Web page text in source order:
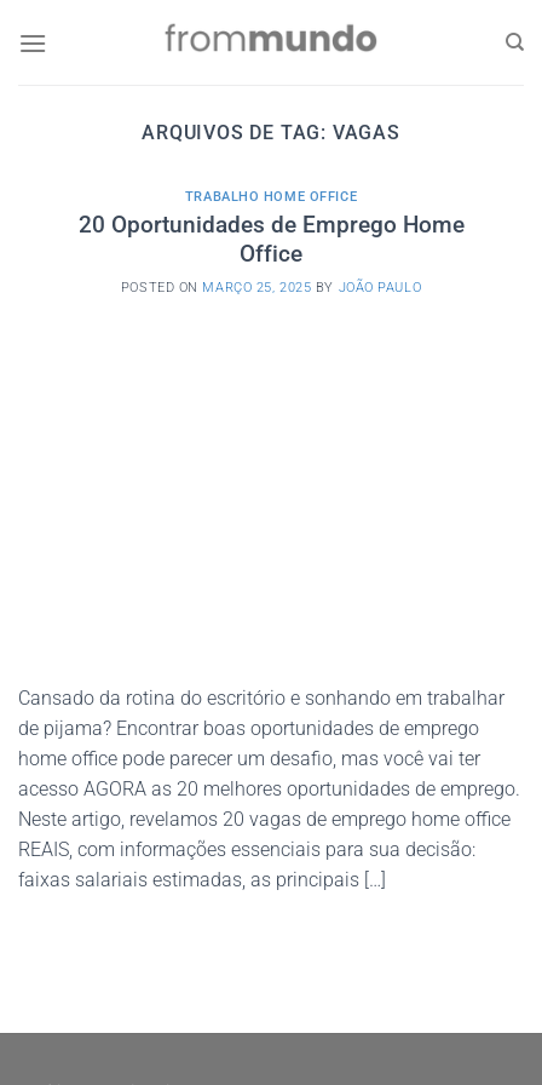
ARQUIVOS DE TAG: VAGAS
TRABALHO HOME OFFICE
20 Oportunidades de Emprego Home
Office
POSTED ON MARÇO 25, 2025 BY JOÃO PAULO
Cansado da rotina do escritório e sonhando em trabalhar
de pijama? Encontrar boas oportunidades de emprego
home office pode parecer um desafio, mas você vai ter
acesso AGORA as 20 melhores oportunidades de emprego.
Neste artigo, revelamos 20 vagas de emprego home office
REAIS, com informações essenciais para sua decisão:
faixas salariais estimadas, as principais […]